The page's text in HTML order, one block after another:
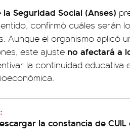
Seguridad Social (Anses)
confirmó cuáles serán
Aunque el organismo aplicó
este ajuste no afectará a
la continuidad educativa
la constancia de CUIL